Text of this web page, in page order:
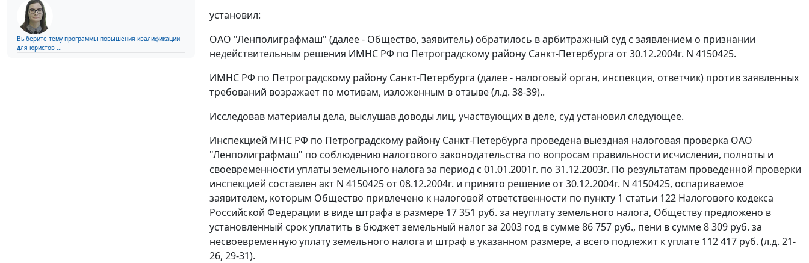
Выберите тему программы повышения квалификации
для юристов ...
установил:
ОАО "Ленполиграфмаш" (далее - Общество, заявитель) обратилось в арбитражный суд с заявлением о признании
недействительным решения ИМНС РФ по Петроградскому району Санкт-Петербурга от 30.12.2004г. N 4150425.
ИМНС РФ по Петроградскому району Санкт-Петербурга (далее - налоговый орган, инспекция, ответчик) против заявленных
требований возражает по мотивам, изложенным в отзыве (л.д. 38-39)..
Исследовав материалы дела, выслушав доводы лиц, участвующих в деле, суд установил следующее.
Инспекцией МНС РФ по Петроградскому району Санкт-Петербурга проведена выездная налоговая проверка ОАО
"Ленполиграфмаш" по соблюдению налогового законодательства по вопросам правильности исчисления, полноты и
своевременности уплаты земельного налога за период с 01.01.2001г. по 31.12.2003г. По результатам проведенной проверки
инспекцией составлен акт N 4150425 от 08.12.2004г. и принято решение от 30.12.2004г. N 4150425, оспариваемое
заявителем, которым Общество привлечено к налоговой ответственности по пункту 1 статьи 122 Налогового кодекса
Российской Федерации в виде штрафа в размере 17 351 руб. за неуплату земельного налога, Обществу предложено в
установленный срок уплатить в бюджет земельный налог за 2003 год в сумме 86 757 руб., пени в сумме 8 309 руб. за
несвоевременную уплату земельного налога и штраф в указанном размере, а всего подлежит к уплате 112 417 руб. (л.д. 21-
26, 29-31).